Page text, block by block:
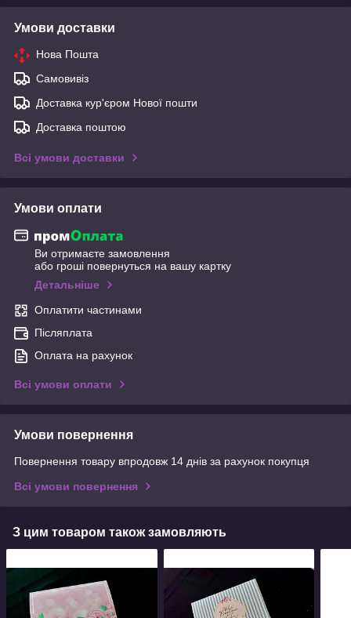
Умови доставки
Нова Пошта
Самовивіз
Доставка кур'єром Нової пошти
Доставка поштою
Всі умови доставки
Умови оплати
Ви отримаєте замовлення
або гроші повернуться на вашу картку
Детальніше
Оплатити частинами
Післяплата
Оплата на рахунок
Всі умови оплати
Умови повернення
Повернення товару впродовж 14 днів за рахунок покупця
Всі умови повернення
З цим товаром також замовляють